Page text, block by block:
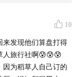
10
来发现他们算盘打得
人旅行社啊😰😰😰
为稻草人自己订的